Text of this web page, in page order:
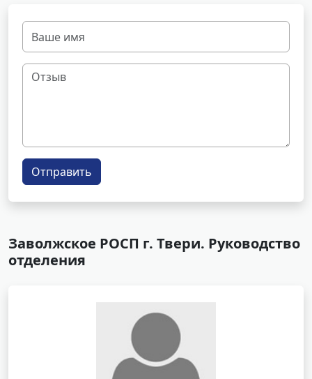
Отправить
Заволжское РОСП г. Твери. Руководство
отделения